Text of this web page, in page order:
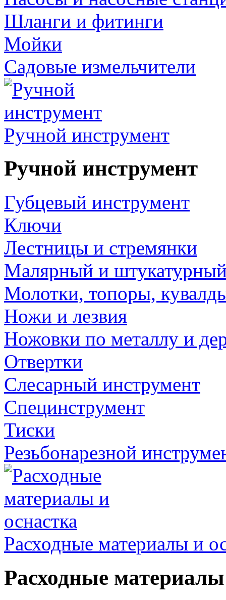
Шланги и фитинги
Мойки
Садовые измельчители
Ручной инструмент
Ручной инструмент
Губцевый инструмент
Ключи
Лестницы и стремянки
Малярный и
Молотки, топоры,
Ножи и лезвия
Ножовки по металлу и
Отвертки
Слесарный инструмент
Специнструмент
Тиски
Резьбонарезной
Расходные материалы и
Расходные